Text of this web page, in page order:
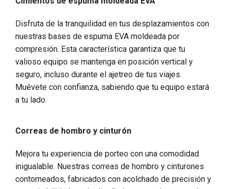
Disfruta de la tranquilidad en tus desplazamientos con
nuestras bases de espuma EVA moldeada por
compresión. Esta característica garantiza que tu
valioso equipo se mantenga en posición vertical y
seguro, incluso durante el ajetreo de tus viajes.
Muévete con confianza, sabiendo que tu equipo estará
a tu lado.
Correas de hombro y cinturón
Mejora tu experiencia de porteo con una comodidad
inigualable. Nuestras correas de hombro y cinturones
contorneados, fabricados con acolchado de precisión y